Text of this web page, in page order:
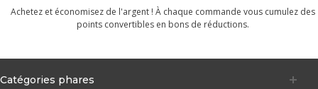
Achetez et économisez de l'argent ! À chaque commande vous cumulez des
points convertibles en bons de réductions.
Catégories phares